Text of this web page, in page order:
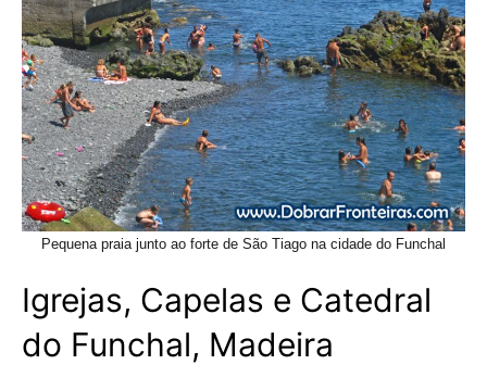
Pequena praia junto ao forte de São Tiago na cidade do Funchal
Igrejas, Capelas e Catedral
do Funchal, Madeira